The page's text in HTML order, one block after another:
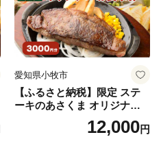
愛知県小牧市
【ふるさと納税】限定 ステ
ーキのあさくま オリジナル
お食事券 3000円 お好きなメ
ニュー 好きなだけ コーンス
12,000円